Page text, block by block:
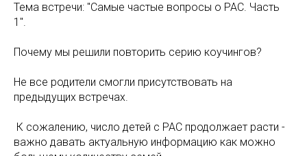
Тема встречи: "Самые частые вопросы о РАС. Часть
1".
Почему мы решили повторить серию коучингов?
Не все родители смогли присутствовать на
предыдущих встречах.
️ К сожалению, число детей с РАС продолжает расти -
важно давать актуальную информацию как можно